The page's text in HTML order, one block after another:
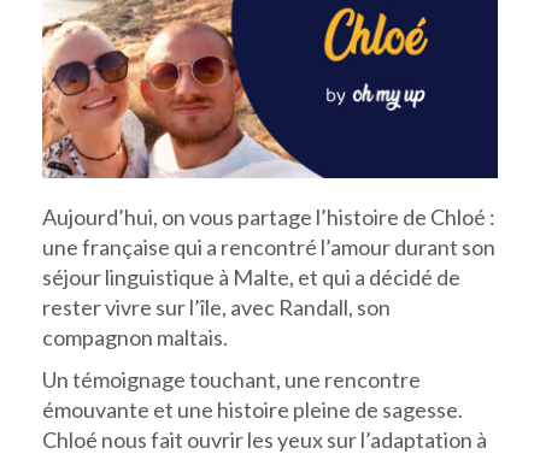
Aujourd’hui, on vous partage l’histoire de Chloé :
une française qui a rencontré l’amour durant son
séjour linguistique à Malte, et qui a décidé de
rester vivre sur l’île, avec Randall, son
compagnon maltais.
Un témoignage touchant, une rencontre
émouvante et une histoire pleine de sagesse.
Chloé nous fait ouvrir les yeux sur l’adaptation à